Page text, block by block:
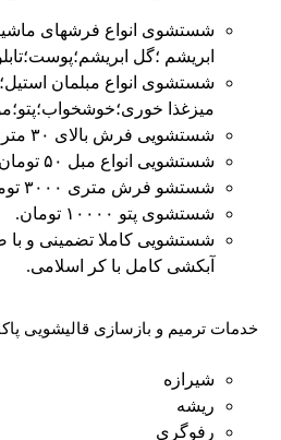
شستشوی انواع فرشهای
ابریشم ؛گل
شستشوی انواع مبلمان
میزغذا
شستشویی فرش بالای ۳۰ متر سرویس رایگان.
شستشویی انواع مبل ۵۰ تومان.
شستشو فرش متری ۳۰۰۰ تومان.
شستشوی پتو ۱۰۰۰۰ تومان.
شستشویی کاملا تضمینی و
آبکشی کامل با کر اسلامی.
خدمات ترمیم و بازسازی قالیشویی پاکان
شیرازه
ریشه
رفوگری